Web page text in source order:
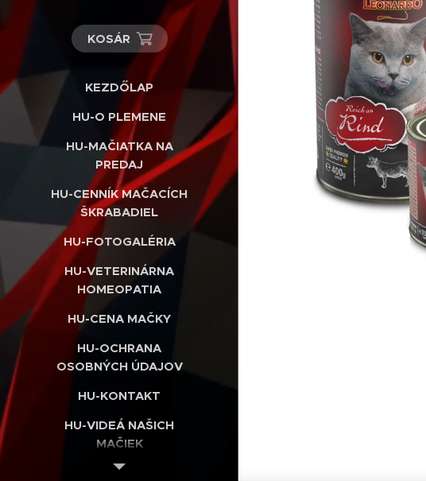
KOSÁR
KEZDŐLAP
HU-O PLEMENE
HU-MAČIATKA NA
PREDAJ
HU-CENNÍK MAČACÍCH
ŠKRABADIEL
HU-FOTOGALÉRIA
HU-VETERINÁRNA
HOMEOPATIA
HU-CENA MAČKY
HU-OCHRANA
OSOBNÝCH ÚDAJOV
HU-KONTAKT
HU-VIDEÁ NAŠICH
MAČIEK
HU-INTERNETOVÝ